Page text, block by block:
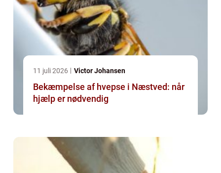
11 juli 2026 Victor Johansen
Bekæmpelse af hvepse i Næstved: når
hjælp er nødvendig